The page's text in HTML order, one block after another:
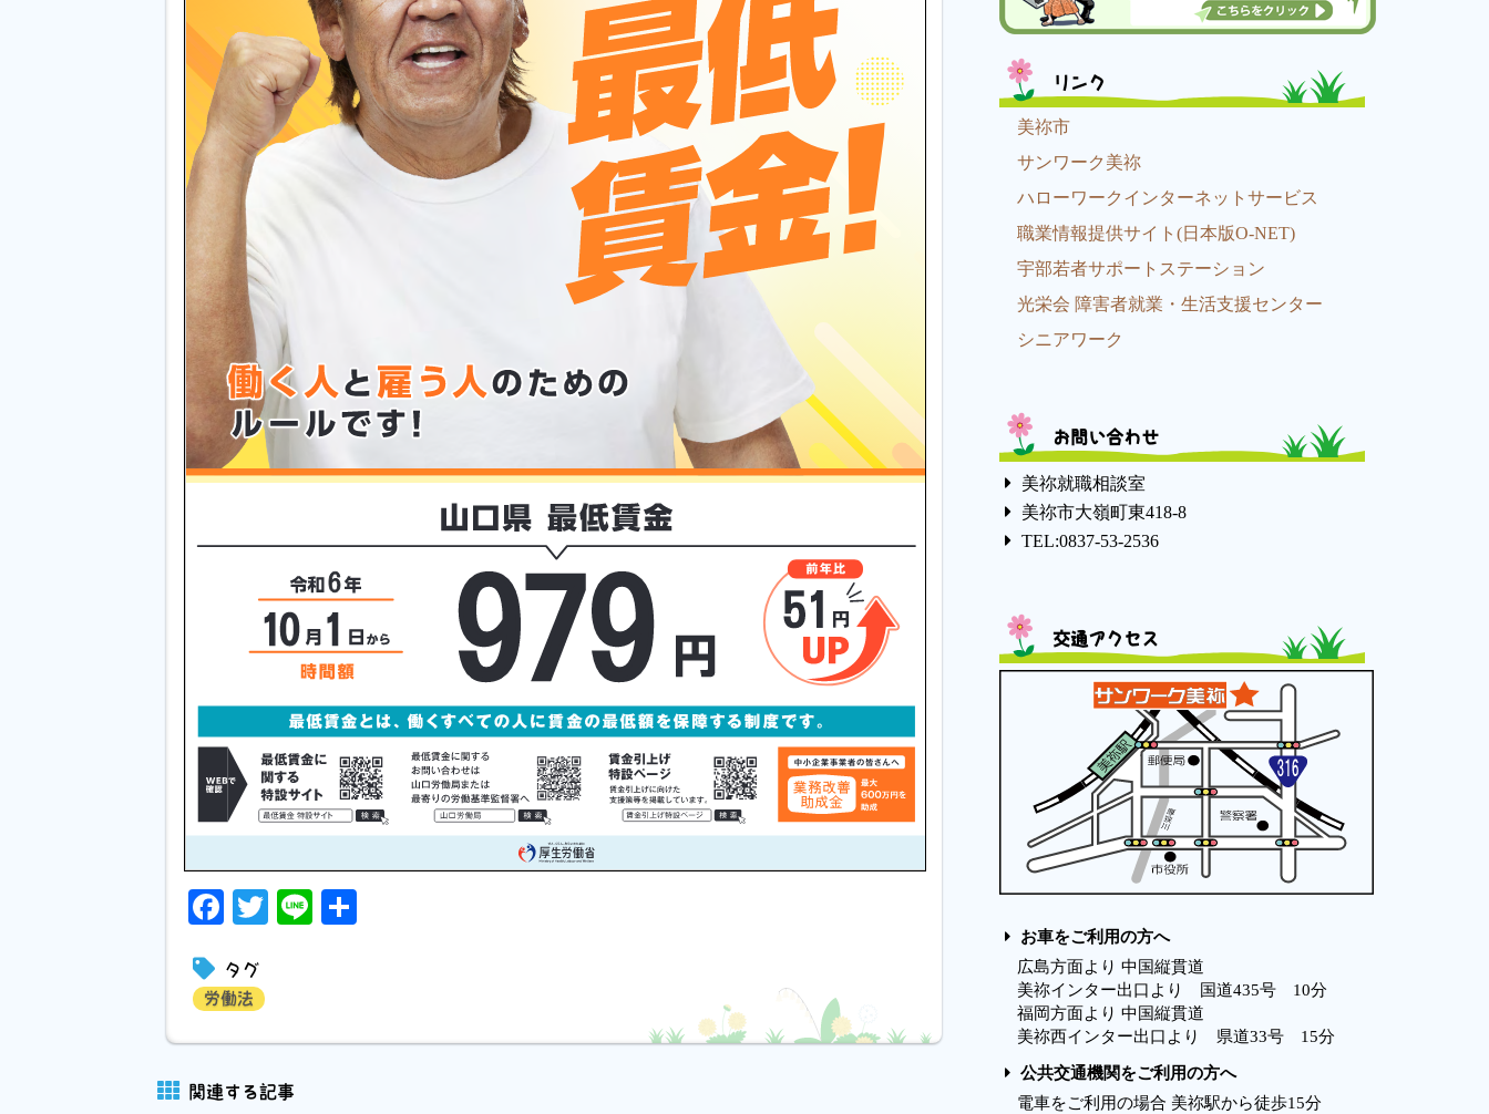
Facebook
Twitter
Line
タグ
労働法
関連する記事
リンク
美祢市
サンワーク美祢
ハローワークインターネットサービス
職業情報提供サイト(日本版O-NET)
宇部若者サポートステーション
光栄会 障害者就業・生活支援センター
シニアワーク
お問い合わせ
美祢就職相談室
美祢市大嶺町東418-8
TEL:0837-53-2536
交通アクセス
お車をご利用の方へ
広島方面より 中国縦貫道
美祢インター出口より 国道435号 10分
福岡方面より 中国縦貫道
美祢西インター出口より 県道33号 15分
公共交通機関をご利用の方へ
電車をご利用の場合 美祢駅から徒歩15分